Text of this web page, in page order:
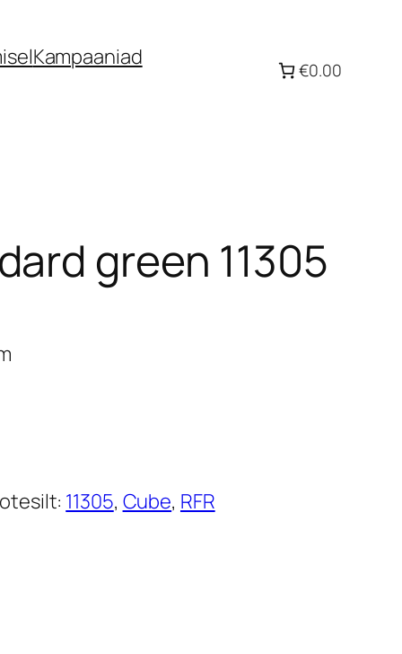
Kampaaniad
€0.00
green 11305
11305, Cube, RFR